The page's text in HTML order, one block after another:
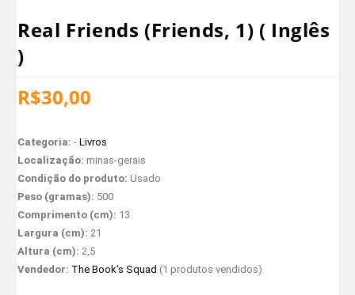
Real Friends (Friends, 1) ( Inglês
)
R$30,00
Categoria:-Livros
Localização: minas-gerais
Condição do produto: Usado
Peso (gramas): 500
Comprimento (cm): 13
Largura (cm): 21
Altura (cm): 2,5
Vendedor: The Book's Squad (1 produtos vendidos)